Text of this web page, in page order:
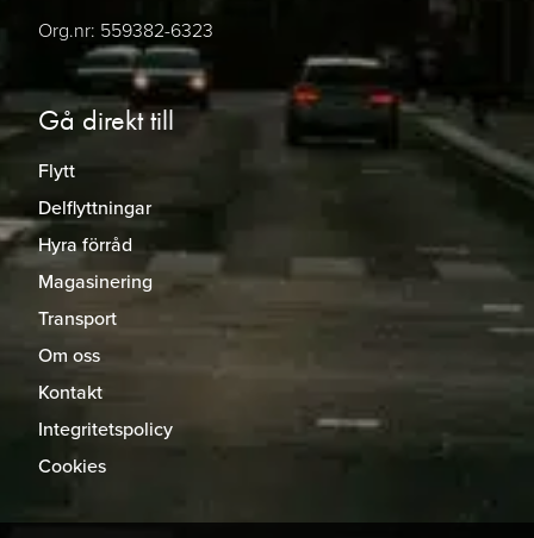
Org.nr: 559382-6323
Gå direkt till
Flytt
Delflyttningar
Hyra förråd
Magasinering
Transport
Om oss
Kontakt
Integritetspolicy
Cookies